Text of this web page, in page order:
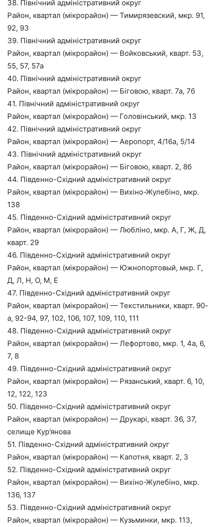
38. Північний адміністративний округ
Район, квартал (мікрорайон) — Тимирязевский, мкр. 91,
92, 93
39. Північний адміністративний округ
Район, квартал (мікрорайон) — Войковський, кварт. 53,
55, 57, 57а
40. Північний адміністративний округ
Район, квартал (мікрорайон) — Біговою, кварт. 7а, 7б
41. Північний адміністративний округ
Район, квартал (мікрорайон) — Головінський, мкр. 13
42. Північний адміністративний округ
Район, квартал (мікрорайон) — Аеропорт, 4/16а, 5/14
43. Північний адміністративний округ
Район, квартал (мікрорайон) — Біговою, кварт. 2, 8б
44. Південно-Східний адміністративний округ
Район, квартал (мікрорайон) — Вихіно-Жулебіно, мкр.
138
45. Південно-Східний адміністративний округ
Район, квартал (мікрорайон) — Любліно, мкр. А, Г, Ж, Д,
кварт. 29
46. Південно-Східний адміністративний округ
Район, квартал (мікрорайон) — Южнопортовый, мкр. Г,
Д, Л, Н, О, М, Е
47. Південно-Східний адміністративний округ
Район, квартал (мікрорайон) — Текстильники, кварт. 90-
а, 92-94, 97, 102, 106, 107, 109, 110, 111
48. Південно-Східний адміністративний округ
Район, квартал (мікрорайон) — Лефортово, мкр. 1, 4а, 6,
7, 8
49. Південно-Східний адміністративний округ
Район, квартал (мікрорайон) — Рязанський, кварт. 6, 10,
12, 122, 123
50. Південно-Східний адміністративний округ
Район, квартал (мікрорайон) — Друкарі, кварт. 36, 37,
селище Кур’янова
51. Південно-Східний адміністративний округ
Район, квартал (мікрорайон) — Капотня, кварт. 2, 3
52. Південно-Східний адміністративний округ
Район, квартал (мікрорайон) — Вихіно-Жулебіно, мкр.
136, 137
53. Південно-Східний адміністративний округ
Район, квартал (мікрорайон) — Кузьминки, мкр. 113,